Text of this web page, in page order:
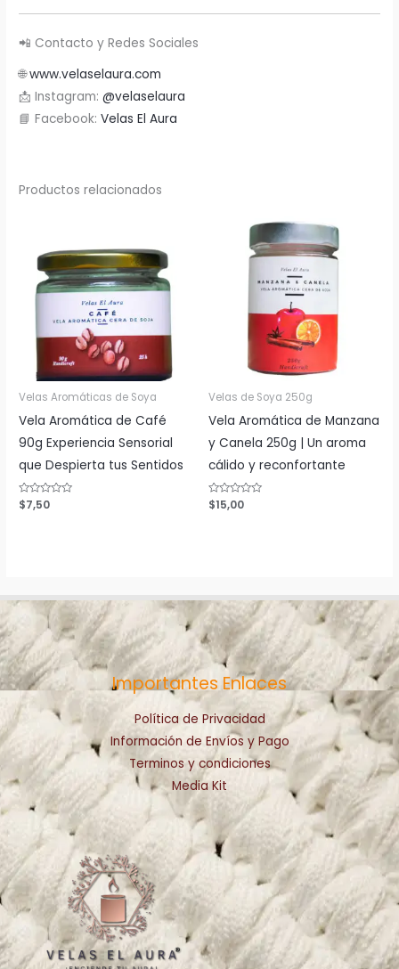
📲 Contacto y Redes Sociales
🌐www.velaselaura.com
📩 Instagram:@velaselaura
📘 Facebook:Velas El Aura
Productos relacionados
Velas Aromáticas de Soya
Vela Aromática de Café
90g Experiencia Sensorial
que Despierta tus Sentidos
Valorado
con
$7,50
Velas de Soya 250g
Vela Aromática de Manzana
y Canela 250g | Un aroma
cálido y reconfortante
Valorado
con
$15,00
Importantes Enlaces
Política de Privacidad
Información de Envíos y Pago
Terminos y condiciones
Media Kit